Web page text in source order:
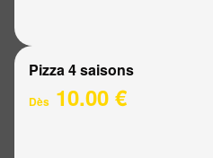
Pizza 4 saisons
Dès 10.00 €